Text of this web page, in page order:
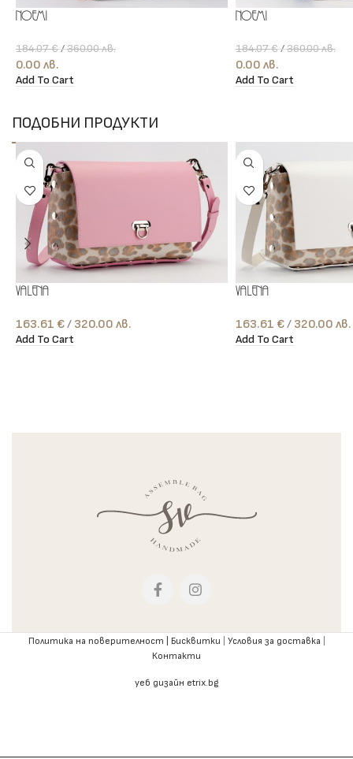
Noemi
184.07€/360.00лв.
0.00лв.
Add To Cart
Noemi
184.07€/360.00лв.
0.00 лв.
Add To Cart
ПОДОБНИ ПРОДУКТИ
Valena
163.61€ лв.
Add To Cart
Valena
163.61 € лв.
Add To Cart
Политика на поверителност | Бисквитки Условия за доставка
Контакти
уеб дизайн etrix.bg